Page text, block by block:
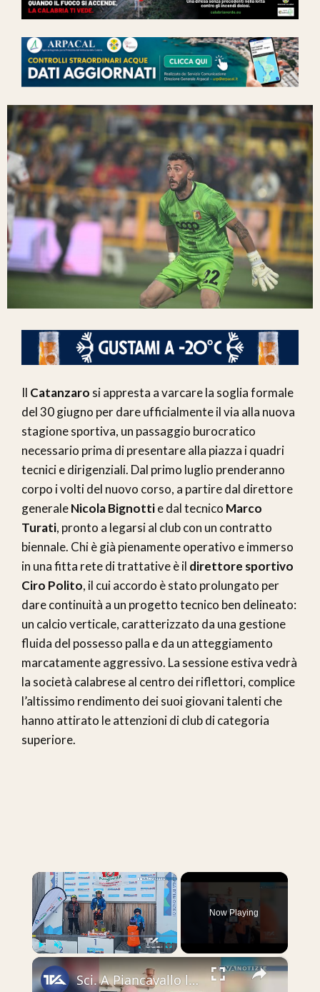
Il Catanzaro si appresta a varcare la soglia formale
del 30 giugno per dare ufficialmente il via alla nuova
stagione sportiva, un passaggio burocratico
necessario prima di presentare alla piazza i quadri
tecnici e dirigenziali. Dal primo luglio prenderanno
corpo i volti del nuovo corso, a partire dal direttore
generaleNicola Bignottie dal tecnico Marco
Turati, pronto a legarsi al club con un contratto
biennale. Chi è già pienamente operativo e immerso
in una fitta rete di trattative è il direttore sportivo
Ciro Polito, il cui accordo è stato prolungato per
dare continuità a un progetto tecnico ben delineato:
un calcio verticale, caratterizzato da una gestione
fluida del possesso palla e da un atteggiamento
marcatamente aggressivo. La sessione estiva vedrà
la società calabrese al centro dei riflettori, complice
l’altissimo rendimento dei suoi giovani talenti che
hanno attirato le attenzioni di club di categoria
superiore.
×
Now Playing
×
Sci. A Piancavallo le gare di "Coppa Sicilia 2026", "Coppa Adrano” e “Memorial Pippo Maccarrone". O